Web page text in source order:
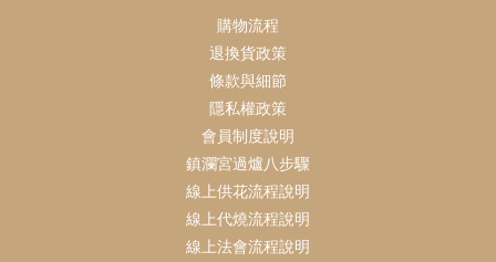
購物流程
退換貨政策
條款與細節
隱私權政策
會員制度說明
鎮瀾宮過爐八步驟
線上供花流程說明
線上代燒流程說明
線上法會流程說明